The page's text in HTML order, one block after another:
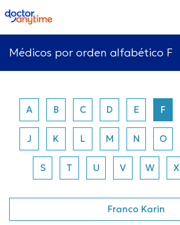
doctoranytime
Médicos por orden alfabético F
A B C D E F
J K L M N O
S T U V W X
Franco Karin